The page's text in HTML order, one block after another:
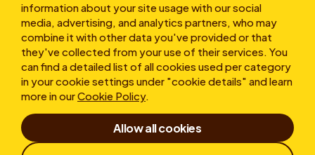
information about your site usage with our social
media, advertising, and analytics partners, who may
combine it with other data you've provided or that
they've collected from your use of their services. You
can find a detailed list of all cookies used per category
in your cookie settings under "cookie details" and learn
more in ourCookie Policy.
Allow all cookies
Sobre nosotros
Condicions d'ús